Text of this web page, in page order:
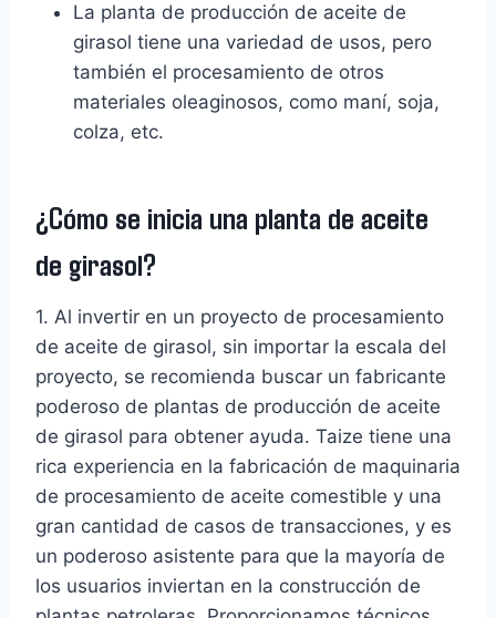
La planta de producción de aceite de
girasol tiene una variedad de usos, pero
también el procesamiento de otros
materiales oleaginosos, como maní, soja,
colza, etc.
¿Cómo se inicia una planta de aceite
de girasol?
1. Al invertir en un proyecto de procesamiento
de aceite de girasol, sin importar la escala del
proyecto, se recomienda buscar un fabricante
poderoso de plantas de producción de aceite
de girasol para obtener ayuda. Taize tiene una
rica experiencia en la fabricación de maquinaria
de procesamiento de aceite comestible y una
gran cantidad de casos de transacciones, y es
un poderoso asistente para que la mayoría de
los usuarios inviertan en la construcción de